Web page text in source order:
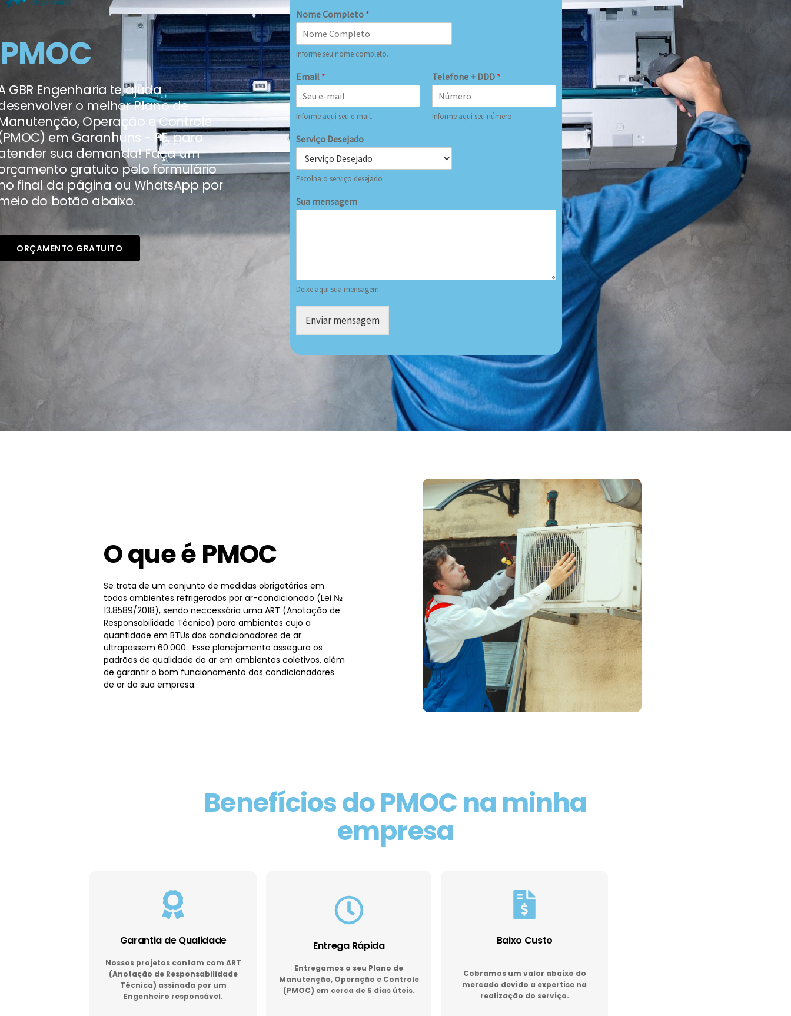
PMOC
GBR Engenharia te ajuda
o melhor Plano de
Operação e Controle
em Garanhuns - PE, para
sua demanda! Faça um
gratuito pelo formulário
final da página ou WhatsApp por
do botão abaixo.
ORÇAMENTO GRATUITO
Nome Completo *
Informe seu nome completo.
Email *
Informe aqui seu e-mail.
Telefone + DDD *
Informe aqui seu número.
Serviço Desejado
Escolha o serviço desejado
Sua mensagem
Deixe aqui sua mensagem.
Enviar mensagem
O que é PMOC
Se trata de um conjunto de medidas obrigatórios em
todos ambientes refrigerados por ar-condicionado (Lei №
13.8589/2018), sendo neccessária uma ART (Anotação de
Responsabilidade Técnica) para ambientes cujo a
quantidade em BTUs dos condicionadores de ar
ultrapassem 60.000. Esse planejamento assegura os
padrões de qualidade do ar em ambientes coletivos, além
de garantir o bom funcionamento dos condicionadores
de ar da sua empresa.
Benefícios do PMOC na minha
empresa
Garantia de Qualidade
Nossos projetos contam com ART
(Anotação de Responsabilidade
Técnica) assinada por um
Engenheiro responsável.
Entrega Rápida
Entregamos o seu Plano de
Manutenção, Operação e Controle
(PMOC) em cerca de 5 dias úteis.
Baixo Custo
Cobramos um valor abaixo do
mercado devido a expertise na
realização do serviço.